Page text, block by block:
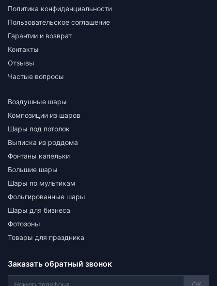
Политика конфиденциальности
Пользовательское соглашение
Гарантии и возврат
Контакты
Отзывы
Частые вопросы
Воздушные шары
Композиции из шаров
Шары под потолок
Выписка из роддома
Фонтаны капельки
Большие шары
Шары по мультикам
Фольгированные шары
Шары для бизнеса
Фотозоны
Товары для праздника
Заказать обратный звонок
OK